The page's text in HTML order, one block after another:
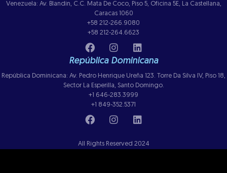
Venezuela: Av. Blandin, C.C. Mata De Coco, Piso 5, Oficina 5E, La Castellana,
Caracas 1060
+58 212-266.9080
+58 212-264.6623
República Dominicana
República Dominicana: Av. Pedro Henrique Ureña 123. Torre Da Silva IV, Piso 18,
Sector La Esperilla, Santo Domingo.
+1 646-283.3999
+1 849-352.5371
All Rights Reserved 2024